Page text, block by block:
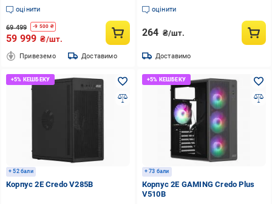
оцінити
69 499 -9 500 ₴
59 999 ₴/шт.
Привеземо Доставимо
оцінити
264 ₴/шт.
Доставимо
+ 52 бали
Корпус 2E Credo V285B
+ 73 бали
Корпус 2E GAMING Credo Plus
V510B